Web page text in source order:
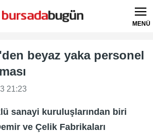
MENÜ
beyaz yaka personel
21:23
sanayi kuruluşlarından biri
ve Çelik Fabrikaları